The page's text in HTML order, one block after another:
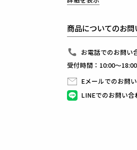
究極の肌触りと鋭い伸
前作から素材と資材を
厳選された素材が生み
パターン数を増やし、
フィット感が向上し、
縫製技術の精度、仕上
極上のディテールワー
1PIU1UGUALE3
さらなる進化を遂げて
膝下から裾にかけて描
商品についてのお
お電話でのお問い
受付時間：10:00～18:00
Eメールでのお問
LINEでのお問い合